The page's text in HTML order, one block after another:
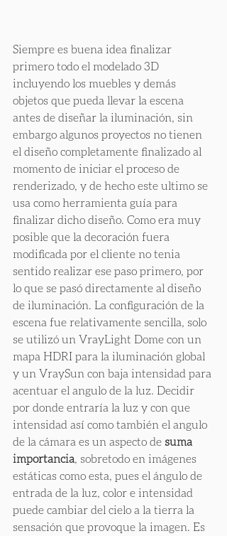
Siempre es buena idea finalizar
primero todo el modelado 3D
incluyendo los muebles y demás
objetos que pueda llevar la escena
antes de diseñar la iluminación, sin
embargo algunos proyectos no tienen
el diseño completamente finalizado al
momento de iniciar el proceso de
renderizado, y de hecho este ultimo se
usa como herramienta guía para
finalizar dicho diseño. Como era muy
posible que la decoración fuera
modificada por el cliente no tenia
sentido realizar ese paso primero, por
lo que se pasó directamente al diseño
de iluminación. La configuración de la
escena fue relativamente sencilla, solo
se utilizó un VrayLight Dome con un
mapa HDRI para la iluminación global
y un VraySun con baja intensidad para
acentuar el angulo de la luz. Decidir
por donde entraría la luz y con que
intensidad así como también el angulo
de la cámara es un aspecto de suma
importancia, sobretodo en imágenes
estáticas como esta, pues el ángulo de
entrada de la luz, color e intensidad
puede cambiar del cielo a la tierra la
sensación que provoque la imagen. Es